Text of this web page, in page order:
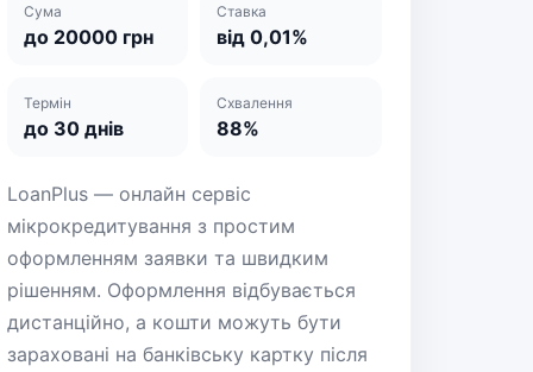
Сума
до 20000 грн
Ставка
від 0,01%
Термін
до 30 днів
Схвалення
88%
LoanPlus — онлайн сервіс
мікрокредитування з простим
оформленням заявки та швидким
рішенням. Оформлення відбувається
дистанційно, а кошти можуть бути
зараховані на банківську картку після